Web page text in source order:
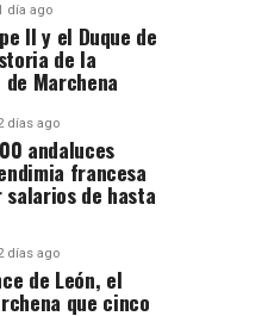
día ago
II y el Duque de
de la
Marchena
días ago
andaluces
francesa
de hasta
días ago
de León, el
que cinco